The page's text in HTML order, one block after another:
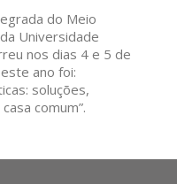
do Meio
Universidade
nos dias 4 e 5 de
ano foi:
soluções,
comum”.